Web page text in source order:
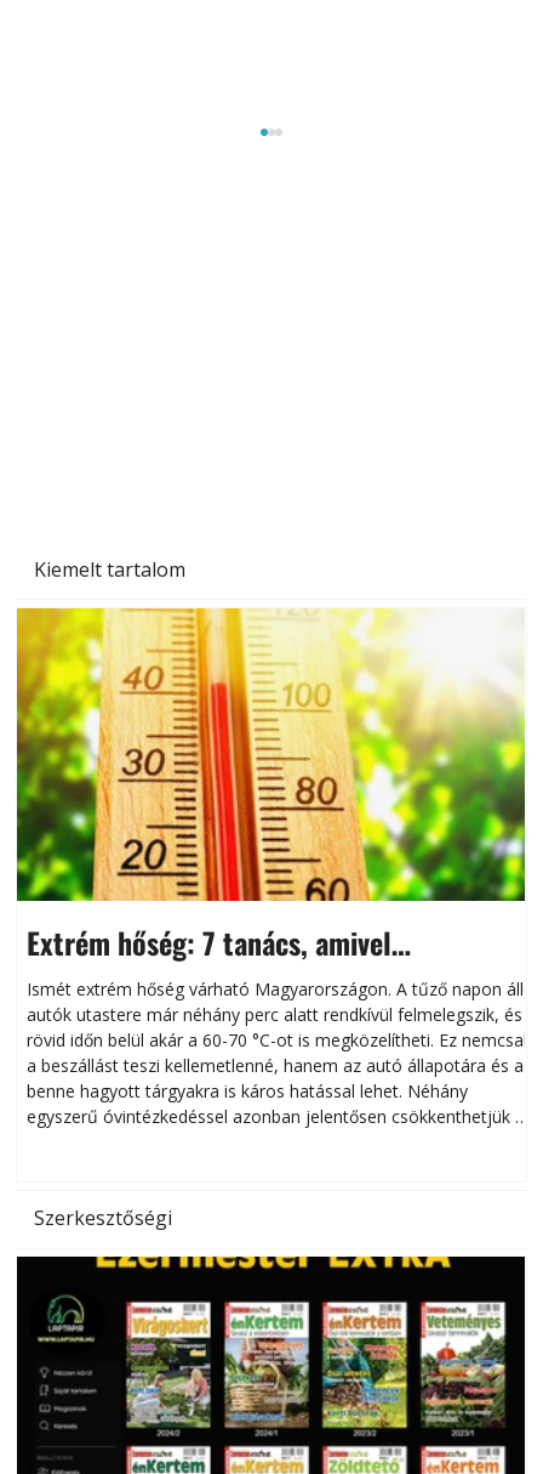
Kiemelt tartalom
Extrém hőség: 7 tanács, amivel
megóvhatjuk autónkat a nyári károktól
Ismét extrém hőség várható Magyarországon. A tűző napon álló
autók utastere már néhány perc alatt rendkívül felmelegszik, és
rövid időn belül akár a 60-70 °C-ot is megközelítheti. Ez nemcsak
a beszállást teszi kellemetlenné, hanem az autó állapotára és a
benne hagyott tárgyakra is káros hatással lehet. Néhány
egyszerű óvintézkedéssel azonban jelentősen csökkenthetjük a
Szerkesztőségi